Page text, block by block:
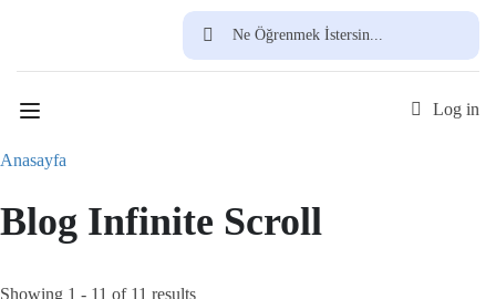
Log in
Anasayfa
Blog Infinite Scroll
Showing 1 - 11 of 11 results